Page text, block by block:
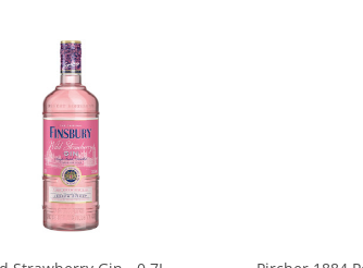
In den Korb